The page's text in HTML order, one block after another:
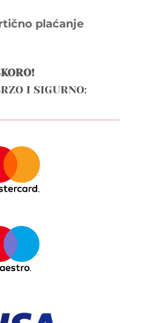
plaćanje
I SIGURNO: